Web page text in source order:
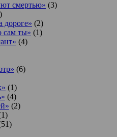
смертью» (3)
дороге» (2)
сам ты» (1)
(4)
(6)
(1)
(4)
(2)